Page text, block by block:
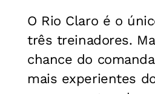
O Rio Claro é o
três treinadores.
chance do
mais experientes